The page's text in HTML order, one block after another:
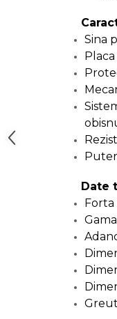
Corpuri de Iluminat
Lanterne
Iluminare Led
Echipamente Pentru
Sina
Date
Forta